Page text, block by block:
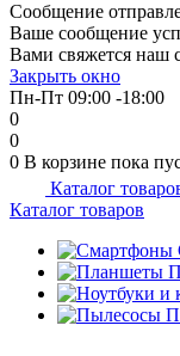
Сообщение
Ваше сообщение
Вами свяжется наш
Закрыть окно
Пн-Пт 09:00 -18:00
0
0
0 В корзине пока
Каталог
Каталог товаров